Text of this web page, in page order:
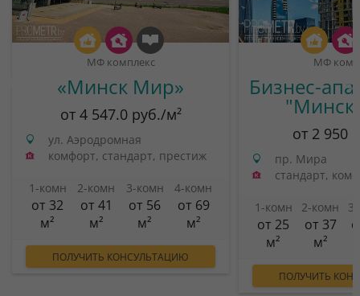
МФ комплекс
«Минск Мир»
от 4 547.0 руб./м²
ул. Аэродромная
комфорт, стандарт, престиж
1-комн
от 32
м²
2-комн
от 41
м²
3-комн
от 56
м²
4-комн
от 69
м²
ПОЛУЧИТЬ КОНСУЛЬТАЦИЮ
МФ
Бизнес-
от 2 950
пр. Мира
стандарт,
1-комн
от 25
м²
2-комн
от 37
м²
ПОЛУЧИТЬ